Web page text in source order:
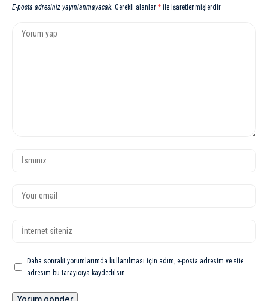
E-posta adresiniz yayınlanmayacak. Gerekli alanlar * ile işaretlenmişlerdir
Daha sonraki yorumlarımda kullanılması için adım, e-posta adresim ve site
adresim bu tarayıcıya kaydedilsin.